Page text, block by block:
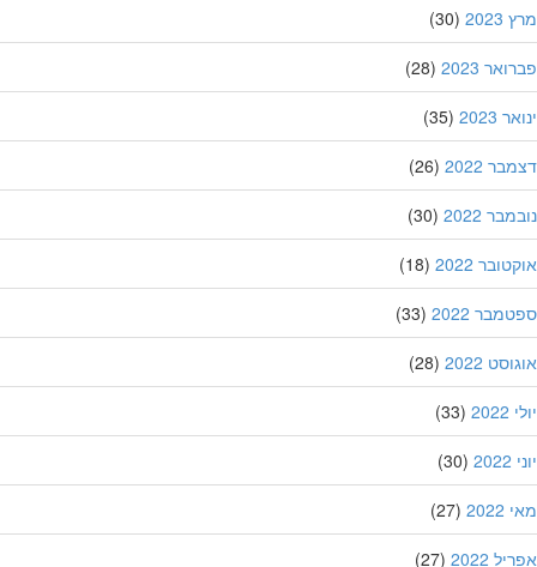
(30)
2023
(28)
2023
(35)
2022
(26)
2022
(30)
2022
(18)
2022
(33)
2022
(28)
(33)
(30)
(27)
2022
(27)